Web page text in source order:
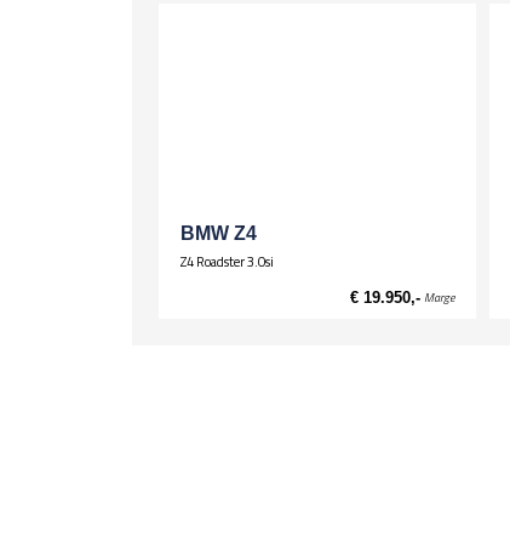
BMW Z4
Z4 Roadster 3.0si
€ 19.950,- Marge